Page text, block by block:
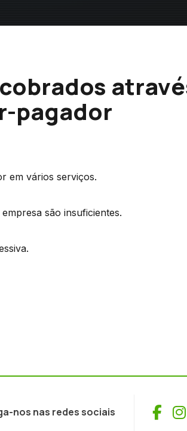
pagador
em vários serviços.
são insuficientes.
nos nas redes sociais